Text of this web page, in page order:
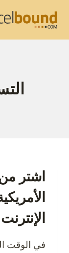
إلى
اشتر
الإنترنت
في الوقت